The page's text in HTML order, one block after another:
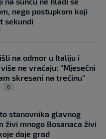
nego postupkom koji
sekundi
na odmor u Italiju i
ne vraćaju: "Mjesečni
skresani na trećinu"
0
stanovnika glavnog
živi mnogo Bosanaca živi
daje grad